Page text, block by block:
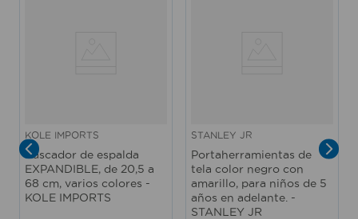
KOLE IMPORTS
Rascador de espalda
EXPANDIBLE, de 20,5 a
68 cm, varios colores -
KOLE IMPORTS
STANLEY JR
Portaherramientas de
tela color negro con
amarillo, para niños de 5
años en adelante. -
STANLEY JR